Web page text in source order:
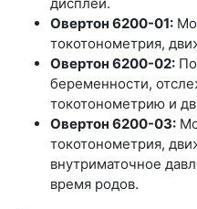
дисплей.
Овертон 6200-01:
токотонометрия,
Овертон 6200-02:
беременности,
токотонометрию и
Овертон 6200-03:
токотонометрия,
внутриматочное
время родов.